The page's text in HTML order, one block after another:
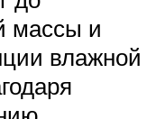
массы и
влажной